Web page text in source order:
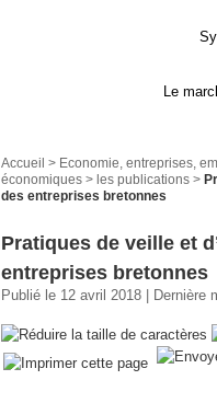
Le
Accueil > Economie, entreprises,
économiques > les publications >
des entreprises bretonnes
Pratiques de veille et
entreprises bretonnes
Publié le 12 avril 2018 | Dernière